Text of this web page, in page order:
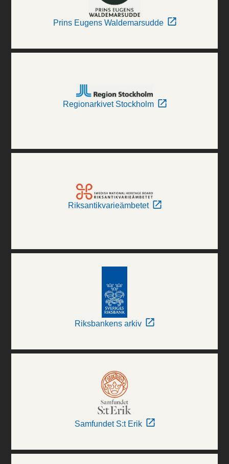
Prins Eugens Waldemarsudde
Regionarkivet Stockholm
Riksantikvarieämbetet
Riksbankens arkiv
Samfundet S:t Erik